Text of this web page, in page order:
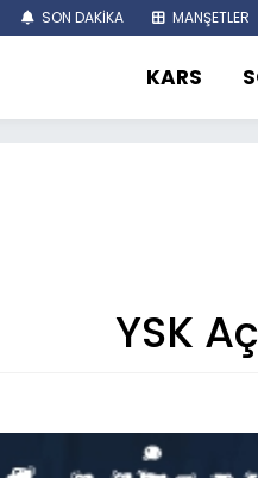
SON DAKİKA MANŞETLER
KARS
YSK